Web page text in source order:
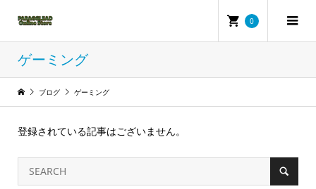
0
ゲーミング
ブログ ゲーミング
登録されている記事はございません。